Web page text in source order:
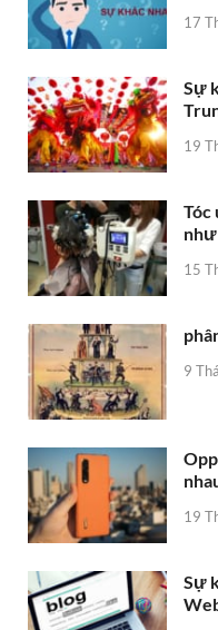
17
Sự
19
Tóc
như
15
9
19
Sự